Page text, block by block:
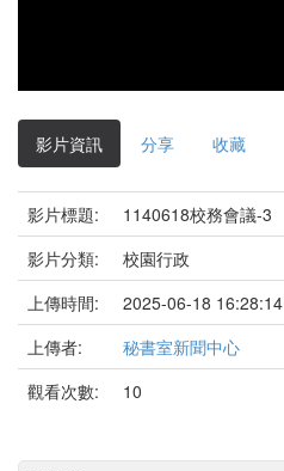
影片資訊 分享 收藏
影片標題:
1140618校務會議-3
影片分類:
校園行政
上傳時間:
2025-06-18 16:28:14
上傳者:
秘書室新聞中心
觀看次數:
10